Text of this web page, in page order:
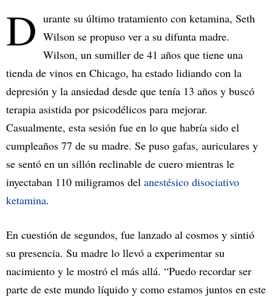
D urante su último tratamiento con ketamina, Seth
Wilson se propuso ver a su difunta madre.
Wilson, un sumiller de 41 años que tiene una
tienda de vinos en Chicago, ha estado lidiando con la
depresión y la ansiedad desde que tenía 13 años y buscó
terapia asistida por psicodélicos para mejorar.
Casualmente, esta sesión fue en lo que habría sido el
cumpleaños 77 de su madre. Se puso gafas, auriculares y
se sentó en un sillón reclinable de cuero mientras le
inyectaban 110 miligramos del anestésico disociativo
ketamina.
En cuestión de segundos, fue lanzado al cosmos y sintió
su presencia. Su madre lo llevó a experimentar su
nacimiento y le mostró el más allá. “Puedo recordar ser
parte de este mundo líquido y como estamos juntos en este